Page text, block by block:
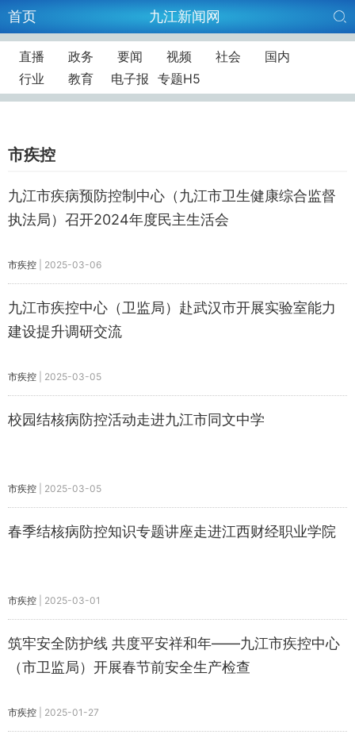
首页 九江新闻网
直播 政务 要闻 视频 社会
国内
行业
教育 电子报 专题H5
市疾控
九江市疾病预防控制中心（九江市卫生健康综合监督
执法局）召开2024年度民主生活会
市疾控 2025-03-06
九江市疾控中心（卫监局）赴武汉市开展实验室能力
建设提升调研交流
市疾控 2025-03-05
校园结核病防控活动走进九江市同文中学
市疾控 2025-03-05
春季结核病防控知识专题讲座走进江西财经职业学院
市疾控 2025-03-01
筑牢安全防护线 共度平安祥和年——九江市疾控中心
（市卫监局）开展春节前安全生产检查
市疾控 2025-01-27